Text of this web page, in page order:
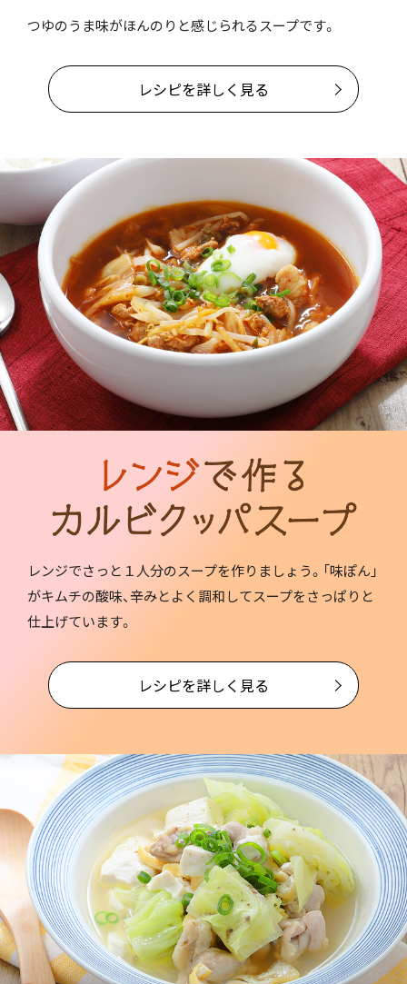
つゆのうま味がほんのりと感じられるスープです。
レシピを詳しく見る
レンジでさっと１人分のスープを作りましょう。「味ぽん」
がキムチの酸味、辛みとよく調和してスープをさっぱりと
仕上げています。
レシピを詳しく見る